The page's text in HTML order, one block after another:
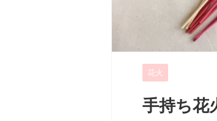
花火
手持ち花